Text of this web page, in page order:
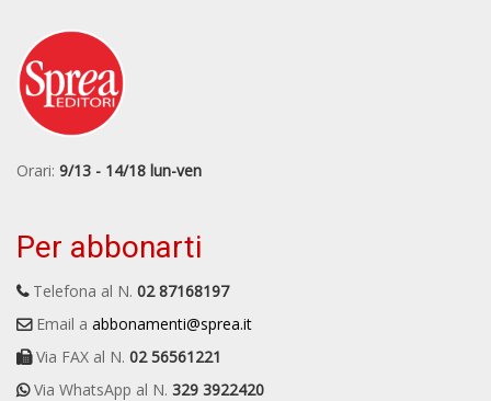
Orari: 9/13 - 14/18 lun-ven
Per abbonarti
Telefona al N. 02 87168197
Email a abbonamenti@sprea.it
Via FAX al N. 02 56561221
Via WhatsApp al N. 329 3922420